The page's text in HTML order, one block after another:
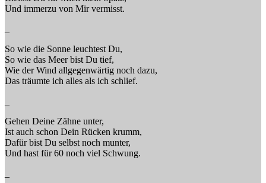
Und immerzu von Mir vermisst.
So wie die Sonne leuchtest Du,
So wie das Meer bist Du tief,
Wie der Wind allgegenwärtig noch dazu,
Das träumte ich alles als ich schlief.
Gehen Deine Zähne unter,
Ist auch schon Dein Rücken krumm,
Dafür bist Du selbst noch munter,
Und hast für 60 noch viel Schwung.